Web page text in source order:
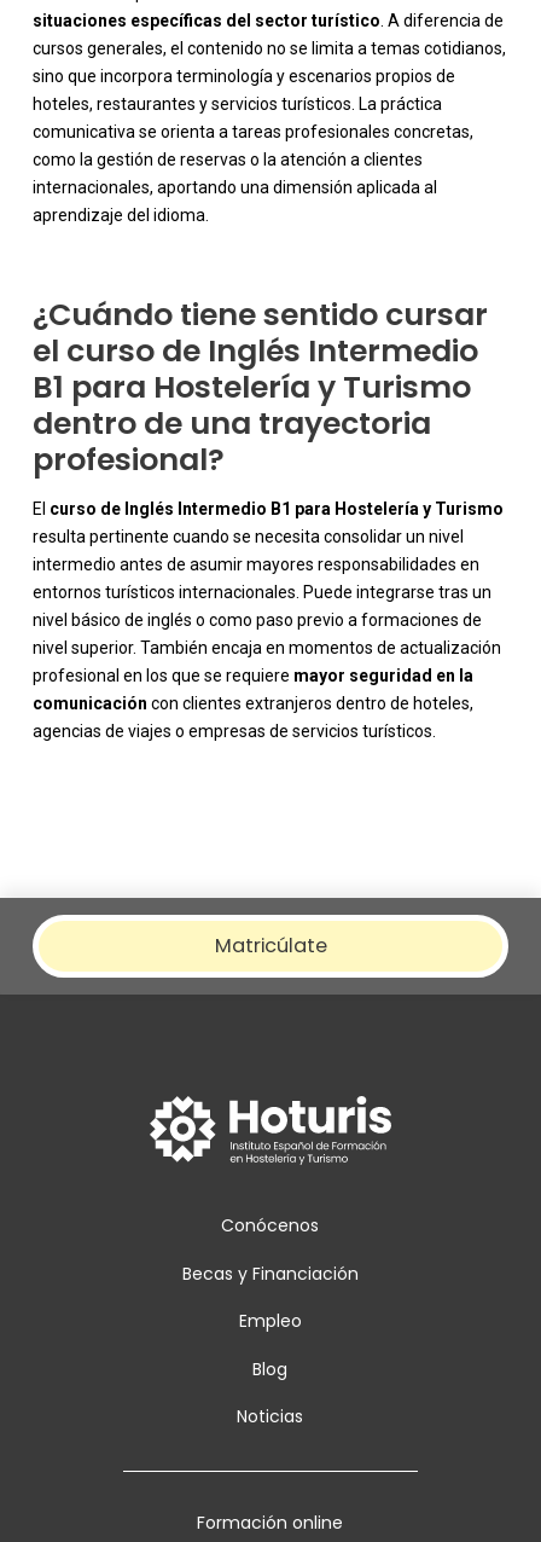
situaciones específicas del sector turístico . A diferencia de
cursos generales, el contenido no se limita a temas cotidianos,
sino que incorpora terminología y escenarios propios de
hoteles, restaurantes y servicios turísticos. La práctica
comunicativa se orienta a tareas profesionales concretas,
como la gestión de reservas o la atención a clientes
internacionales, aportando una dimensión aplicada al
aprendizaje del idioma.
-
¿Cuándo tiene sentido cursar
el curso de Inglés Intermedio
B1 para Hostelería y Turismo
dentro de una trayectoria
profesional?
El curso de Inglés Intermedio B1 para Hostelería y Turismo
resulta pertinente cuando se necesita consolidar un nivel
intermedio antes de asumir mayores responsabilidades en
entornos turísticos internacionales. Puede integrarse tras un
nivel básico de inglés o como paso previo a formaciones de
nivel superior. También encaja en momentos de actualización
profesional en los que se requiere mayor seguridad en la
comunicación con clientes extranjeros dentro de hoteles,
agencias de viajes o empresas de servicios turísticos.
Matricúlate
Conócenos
Becas y Financiación
Empleo
Blog
Noticias
Formación online